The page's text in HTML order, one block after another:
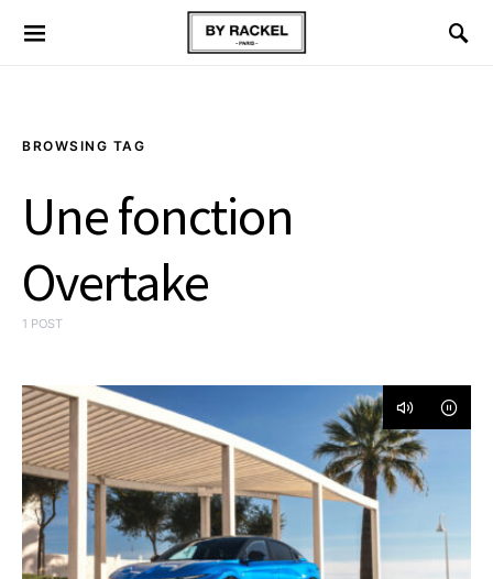
BROWSING TAG
Une fonction
Overtake
1 POST